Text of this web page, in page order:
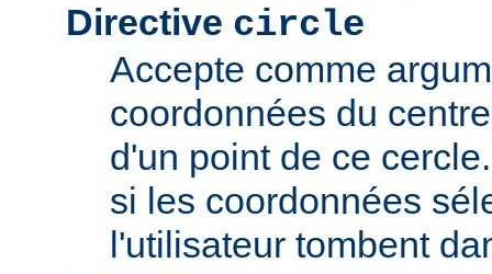
Directive circle
Accepte comme
coordonnées du
d'un point de ce
si les coordonnées
l'utilisateur tombent